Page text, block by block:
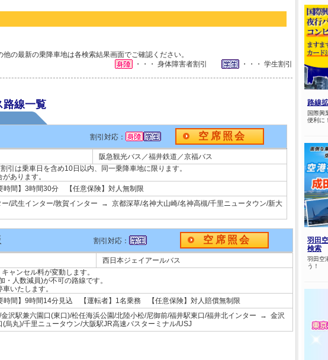
の最新の乗降車地は各検索結果画面でご確認ください。
・・・ 身体障害者割引
・・・ 学生割引
路線一覧
割引対応： 空席照会
阪急観光バス／福井鉄道／京福バス
引は乗車日を含め10日以内、同一乗降車地に限ります。
あります。
間】3時間30分 【任意保険】対人無制限
武生インター/敦賀インター → 京都深草/名神大山崎/名神高槻/千里ニュータウン/新大
割引対応： 空席照会
西日本ジェイアールバス
ャンセル料が変動します。
・人数減員)が不可の路線です。
いたします。
】9時間14分見込 【運転者】1名乗務 【任意保険】対人賠償無制限
駅兼六園口(東口)/松任海浜公園/北陸小松/尼御前/福井駅東口/福井北インター → 金沢
烏丸)/千里ニュータウン/大阪駅JR高速バスターミナル/USJ
路線
国際興
便利に！
羽田
検索
羽田空
う！